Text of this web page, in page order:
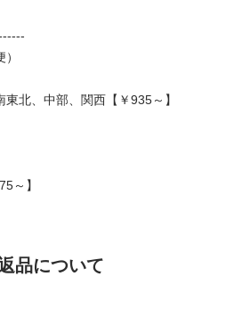
東北、中部、関西【￥935～】
～】
品について